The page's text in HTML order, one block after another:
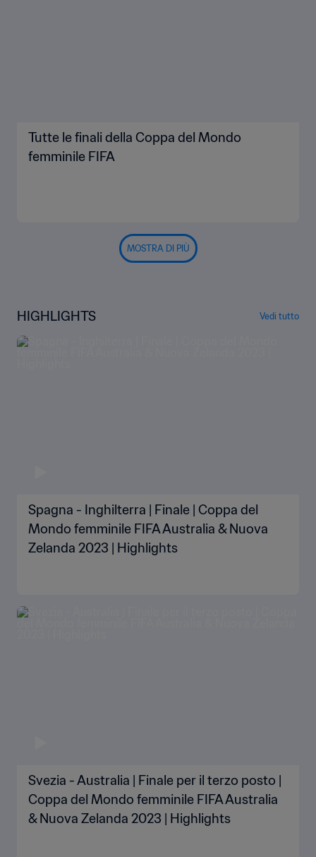
Tutte le finali della Coppa del Mondo
femminile FIFA
MOSTRA DI PIÙ
HIGHLIGHTS Vedi tutto
Spagna - Inghilterra | Finale | Coppa del
Mondo femminile FIFA Australia & Nuova
Zelanda 2023 | Highlights
Svezia - Australia | Finale per il terzo posto |
Coppa del Mondo femminile FIFA Australia
& Nuova Zelanda 2023 | Highlights